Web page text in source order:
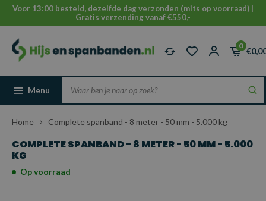
Voor 13:00 besteld, dezelfde dag verzonden (mits op voorraad) |
Gratis verzending vanaf €550,-
0
Menu
Home Complete spanband - 8 meter - 50 mm - 5.000 kg
COMPLETE SPANBAND - 8 METER - 50 MM - 5.000
KG
Op voorraad